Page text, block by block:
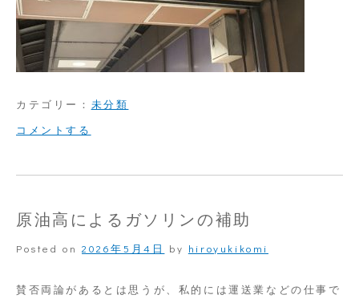
カテゴリー： 未分類
コメントする
晩
急
遽
東
原油高によるガソリンの補助
Posted on 2026年5月4日 by hiroyukikomi
賛否両論があるとは思うが、私的には運送業などの仕事で